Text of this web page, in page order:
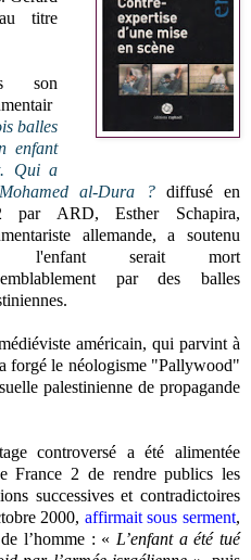
titre
son
balles
enfant
Qui a
al-Dura ?
diffusé en
par ARD, Esther Schapira,
allemande, a soutenu
l'enfant serait mort
par des balles
américain, qui parvint à
forgé le néologisme "Pallywood"
palestinienne de propagande
controversé a été alimentée
France 2 de rendre publics les
successives et contradictoires
2000, affirmait sous serment,
l’homme : « L’enfant a été tué